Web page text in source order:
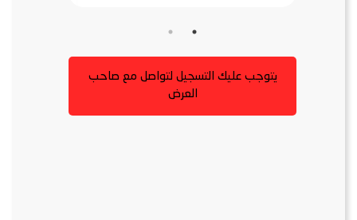
يتوجب عليك التسجيل لتواصل مع صاحب
العرض